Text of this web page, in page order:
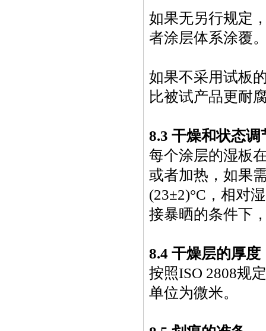
如果无另行规定
者涂层体系涂覆
如果不采用试板
比被试产品更耐
8.3 干燥和状态调
每个涂层的湿板
或者加热，如果
(23±2)°C，相对
接暴晒的条件下
8.4 干燥层的厚度
按照ISO 2808规
单位为微米。